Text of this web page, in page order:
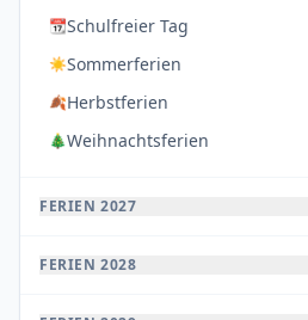
📆Schulfreier Tag
☀️Sommerferien
🍂Herbstferien
🎄Weihnachtsferien
FERIEN 2027
FERIEN 2028